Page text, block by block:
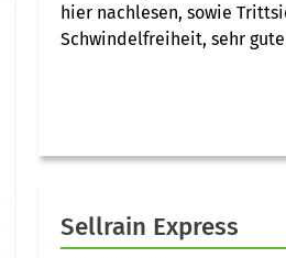
hier nachlesen, sowie
Schwindelfreiheit, sehr gute
Sellrain Express